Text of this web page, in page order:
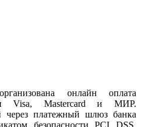
онлайн оплата
Visa, Mastercard и МИР.
через платежный шлюз банка
безопасности PCI DSS.